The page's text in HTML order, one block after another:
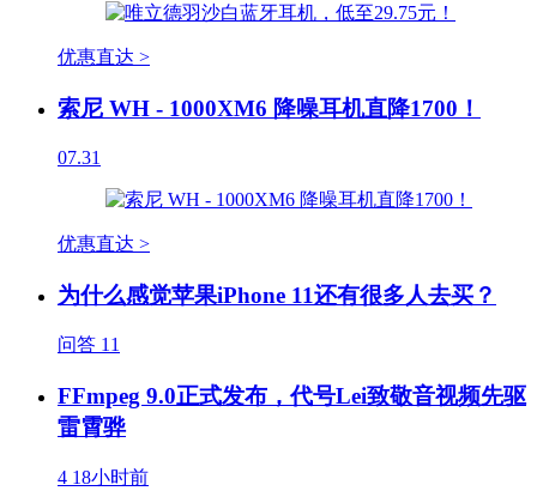
优惠直达 >
索尼 WH - 1000XM6 降噪耳机直降1700！
07.31
优惠直达 >
为什么感觉苹果iPhone 11还有很多人去买？
问答 11
FFmpeg 9.0正式发布，代号Lei致敬音视频先驱
雷霄骅
4 18小时前